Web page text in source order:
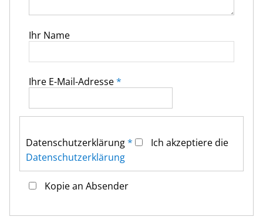
Ihr Name
Ihre E-Mail-Adresse*
Datenschutz­erklärung*
Ich akzeptiere die
Datenschutz­erklärung
Kopie an Absender